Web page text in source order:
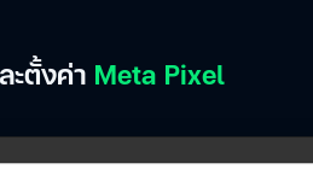
ะตั้งค่า Meta Pixel